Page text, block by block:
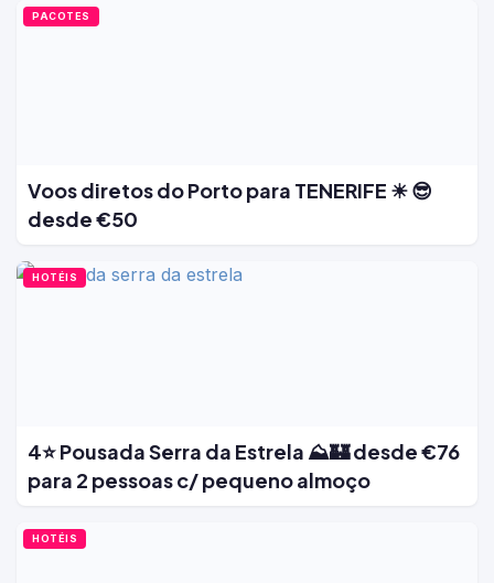
PACOTES
Voos diretos do Porto para TENERIFE ☀ 😎
desde €50
HOTÉIS
4⭐ Pousada Serra da Estrela ⛰️🏰 desde €76
para 2 pessoas c/ pequeno almoço
HOTÉIS